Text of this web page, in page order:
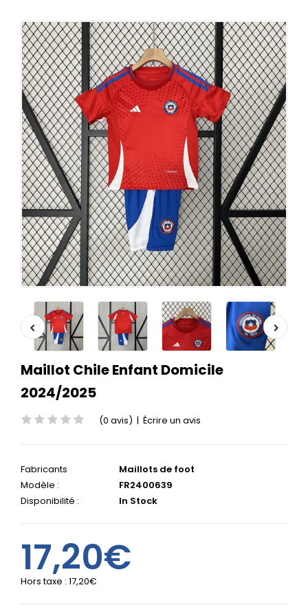
Maillot Chile Enfant Domicile
2024/2025
(0 avis) | Écrire un avis
Fabricants
Maillots de foot
Modèle :
FR2400639
Disponibilité :
In Stock
17,20€
Hors taxe : 17,20€